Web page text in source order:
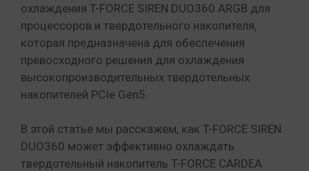
охлаждения T-FORCE SIREN DUO360 ARGB для
процессоров и твердотельного накопителя,
которая предназначена для обеспечения
превосходного решения для охлаждения
высокопроизводительных твердотельных
накопителей PCIe Gen5.
В этой статье мы расскажем, как T-FORCE SIREN
DUO360 может эффективно охлаждать
твердотельный накопитель T-FORCE CARDEA